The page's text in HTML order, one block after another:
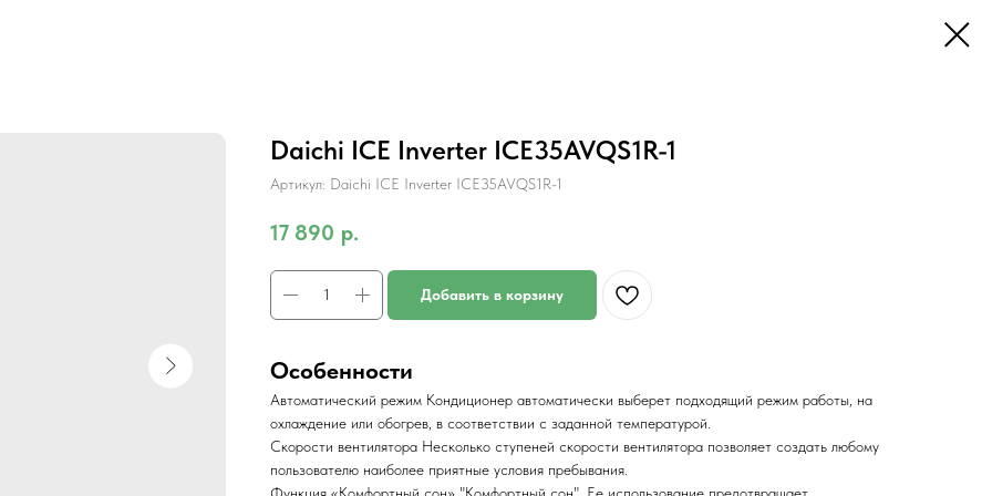
Daichi ICE Inverter ICE35AVQS1R-1
Артикул: Daichi ICE Inverter ICE35AVQS1R-1
17 890 р.
Добавить в корзину
Особенности
Автоматический режим Кондиционер автоматически выберет подходящий режим работы, на
охлаждение или обогрев, в соответствии с заданной температурой.
Скорости вентилятора Несколько ступеней скорости вентилятора позволяет создать любому
пользователю наиболее приятные условия пребывания.